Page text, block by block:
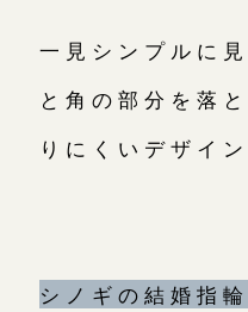
一見シンプルに
と角の部分を落
りにくいデザイ
シノギの結婚指